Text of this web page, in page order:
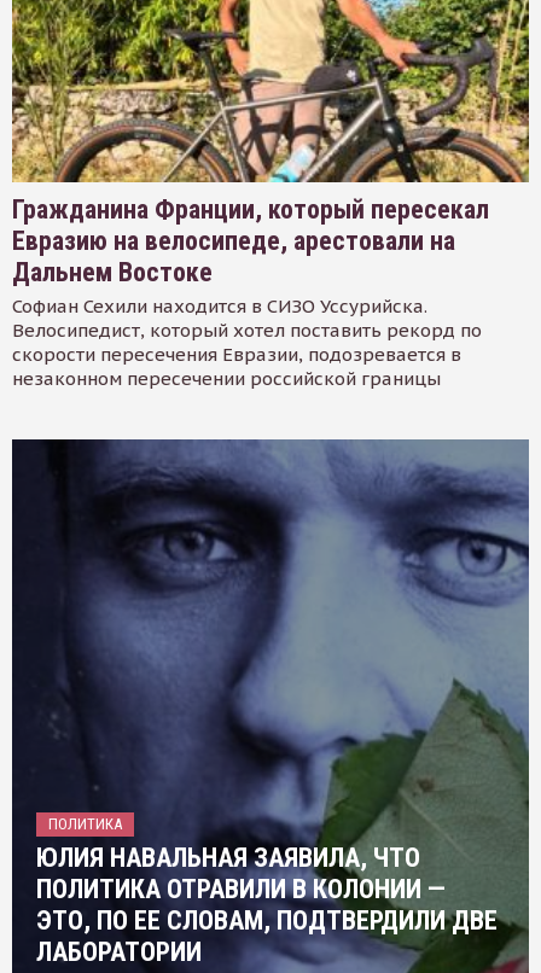
Гражданина Франции, который пересекал
Евразию на велосипеде, арестовали на
Дальнем Востоке
Софиан Сехили находится в СИЗО Уссурийска.
Велосипедист, который хотел поставить рекорд по
скорости пересечения Евразии, подозревается в
незаконном пересечении российской границы
ПОЛИТИКА
ЮЛИЯ НАВАЛЬНАЯ ЗАЯВИЛА, ЧТО
ПОЛИТИКА ОТРАВИЛИ В КОЛОНИИ —
ЭТО, ПО ЕЕ СЛОВАМ, ПОДТВЕРДИЛИ ДВЕ
ЛАБОРАТОРИИ